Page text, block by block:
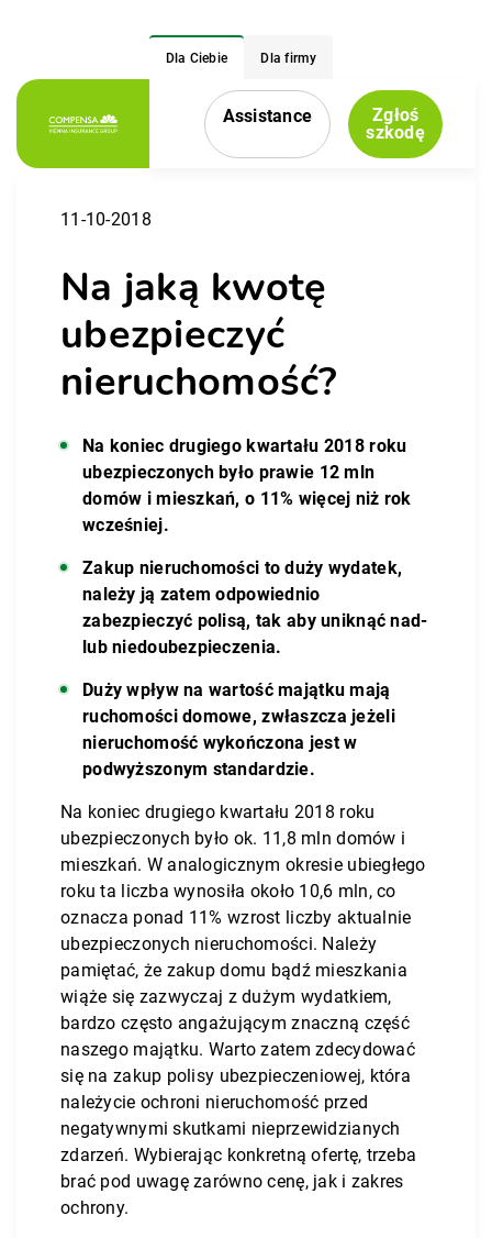
Dla Ciebie Dla firmy
Menu nawigacyjne
Assistance
Zgłoś
szkodę
11-10-2018
Na jaką kwotę
ubezpieczyć
nieruchomość?
Na koniec drugiego kwartału 2018 roku
ubezpieczonych było prawie 12 mln
domów i mieszkań, o 11% więcej niż rok
wcześniej.
Zakup nieruchomości to duży wydatek,
należy ją zatem odpowiednio
zabezpieczyć polisą, tak aby uniknąć nad-
lub niedoubezpieczenia.
Duży wpływ na wartość majątku mają
ruchomości domowe, zwłaszcza jeżeli
nieruchomość wykończona jest w
podwyższonym standardzie.
Na koniec drugiego kwartału 2018 roku
ubezpieczonych było ok. 11,8 mln domów i
mieszkań. W analogicznym okresie ubiegłego
roku ta liczba wynosiła około 10,6 mln, co
oznacza ponad 11% wzrost liczby aktualnie
ubezpieczonych nieruchomości. Należy
pamiętać, że zakup domu bądź mieszkania
wiąże się zazwyczaj z dużym wydatkiem,
bardzo często angażującym znaczną część
naszego majątku. Warto zatem zdecydować
się na zakup polisy ubezpieczeniowej, która
należycie ochroni nieruchomość przed
negatywnymi skutkami nieprzewidzianych
zdarzeń. Wybierając konkretną ofertę, trzeba
brać pod uwagę zarówno cenę, jak i zakres
ochrony.